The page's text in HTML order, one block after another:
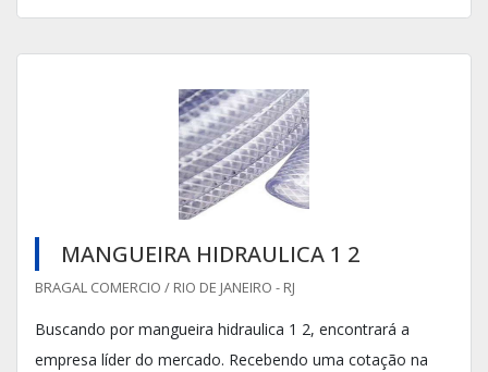
MANGUEIRA HIDRAULICA 1 2
BRAGAL COMERCIO / RIO DE JANEIRO - RJ
Buscando por mangueira hidraulica 1 2, encontrará a
empresa líder do mercado. Recebendo uma cotação na